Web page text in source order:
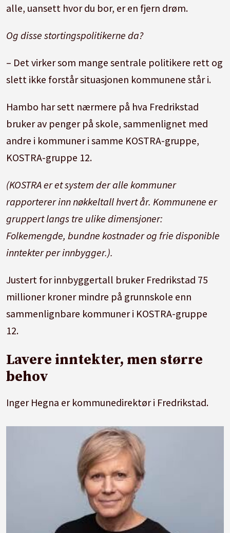
alle, uansett hvor du bor, er en fjern drøm.
Og disse stortingspolitikerne da?
– Det virker som mange sentrale politikere rett og
slett ikke forstår situasjonen kommunene står i.
Hambo har sett nærmere på hva Fredrikstad
bruker av penger på skole, sammenlignet med
andre i kommuner i samme KOSTRA-gruppe,
KOSTRA-gruppe 12.
(KOSTRA er et system der alle kommuner
rapporterer inn nøkkeltall hvert år. Kommunene er
gruppert langs tre ulike dimensjoner:
Folkemengde, bundne kostnader og frie disponible
inntekter per innbygger.).
Justert for innbyggertall bruker Fredrikstad 75
millioner kroner mindre på grunnskole enn
sammenlignbare kommuner i KOSTRA-gruppe
12.
Lavere inntekter, men større
behov
Inger Hegna er kommunedirektør i Fredrikstad.